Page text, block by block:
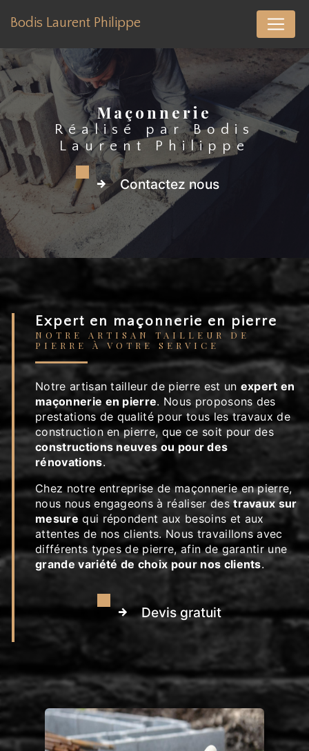
Bodis Laurent Philippe
Maçonnerie
Réalisé par Bodis
Laurent Philippe
Contactez nous
Expert en maçonnerie en pierre
NOTRE ARTISAN TAILLEUR DE
PIERRE À VOTRE SERVICE
Notre artisan tailleur de pierre est un expert en
maçonnerie en pierre. Nous proposons des
prestations de qualité pour tous les travaux de
construction en pierre, que ce soit pour des
constructions neuves ou pour des
rénovations.
Chez notre entreprise de maçonnerie en pierre,
nous nous engageons à réaliser destravaux sur
mesure qui répondent aux besoins et aux
attentes de nos clients. Nous travaillons avec
différents types de pierre, afin de garantir une
grande variété de choix pour nos clients.
Devis gratuit